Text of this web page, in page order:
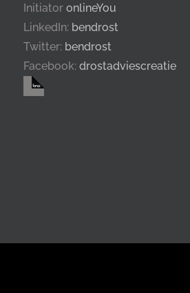
Initiator onlineYou
LinkedIn: bendrost
Twitter: bendrost
Facebook: drostadviescreatie